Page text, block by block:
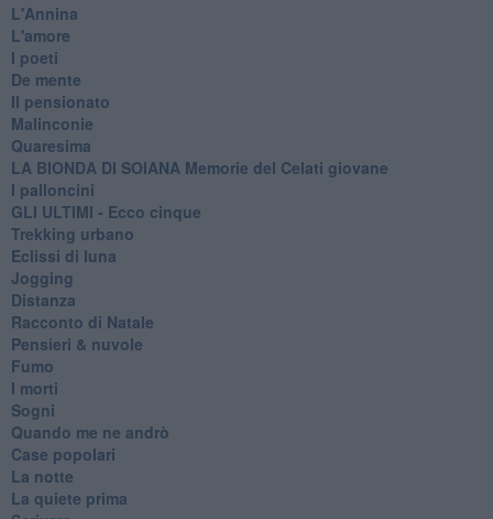
L'Annina
L'amore
I poeti
De mente
Il pensionato
Malinconie
Quaresima
LA BIONDA DI SOIANA Memorie del Celati giovane
I palloncini
GLI ULTIMI - Ecco cinque
Trekking urbano
Eclissi di luna
Jogging
Distanza
Racconto di Natale
Pensieri & nuvole
Fumo
I morti
Sogni
Quando me ne andrò
Case popolari
La notte
La quiete prima